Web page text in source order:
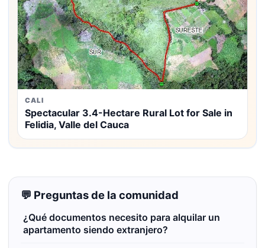
CALI
Spectacular 3.4-Hectare Rural Lot for Sale in
Felidia, Valle del Cauca
💬 Preguntas de la comunidad
¿Qué documentos necesito para alquilar un
apartamento siendo extranjero?